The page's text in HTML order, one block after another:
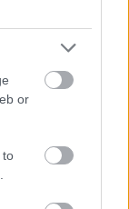
or
to
az
adatvédelmi